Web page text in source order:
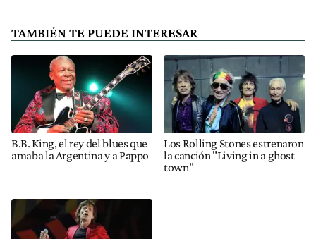
TAMBIÉN TE PUEDE INTERESAR
B.B. King, el rey del blues que
amaba la Argentina y a Pappo
Los Rolling Stones estrenaron
la canción "Living in a ghost
town"